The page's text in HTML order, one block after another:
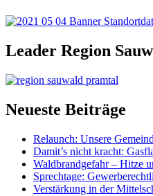
Leader Region
Neueste Beiträge
Relaunch: Unsere
Damit’s nicht kracht:
Waldbrandgefahr – Hitze
Sprechtage:
Verstärkung in der